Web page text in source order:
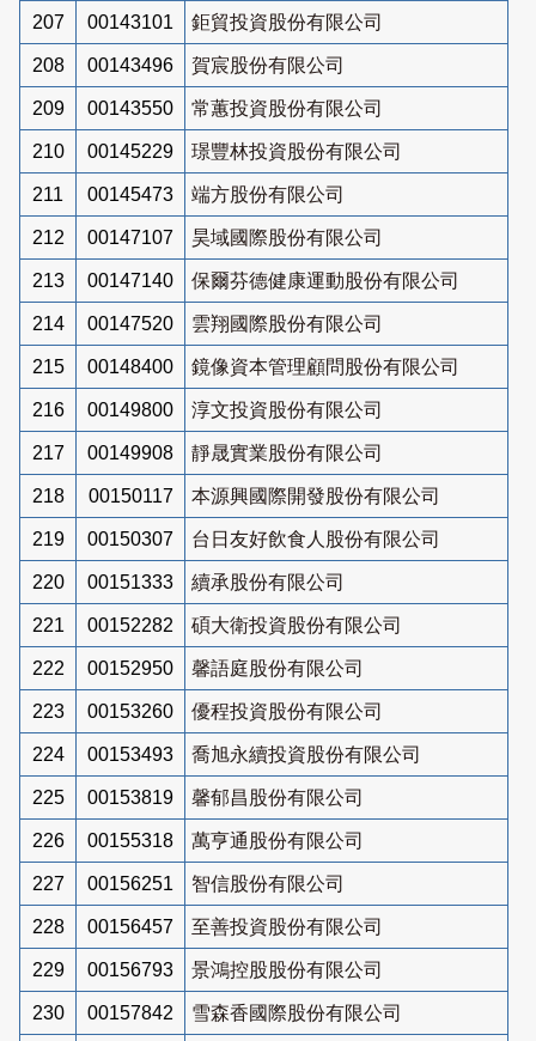
207 00143101 鉅貿投資股份有限公司
208 00143496 賀宸股份有限公司
209 00143550 常蕙投資股份有限公司
210 00145229 璟豐林投資股份有限公司
211 00145473 端方股份有限公司
212 00147107 昊域國際股份有限公司
213 00147140 保爾芬德健康運動股份有限公司
214 00147520 雲翔國際股份有限公司
215 00148400 鏡像資本管理顧問股份有限公司
216 00149800 淳文投資股份有限公司
217 00149908 靜晟實業股份有限公司
218 00150117 本源興國際開發股份有限公司
219 00150307 台日友好飲食人股份有限公司
220 00151333 續承股份有限公司
221 00152282 碩大衛投資股份有限公司
222 00152950 馨語庭股份有限公司
223 00153260 優程投資股份有限公司
224 00153493 喬旭永續投資股份有限公司
225 00153819 馨郁昌股份有限公司
226 00155318 萬亨通股份有限公司
227 00156251 智信股份有限公司
228 00156457 至善投資股份有限公司
229 00156793 景鴻控股股份有限公司
230 00157842 雪森香國際股份有限公司